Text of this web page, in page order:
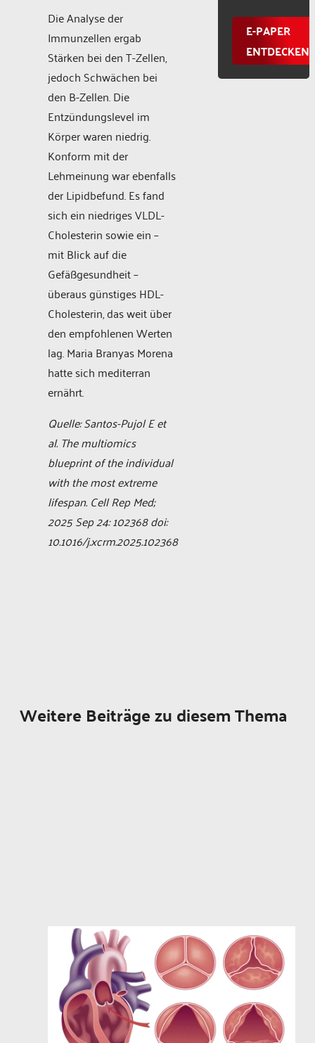
Die Analyse der
Immunzellen ergab
Stärken bei den T-Zellen,
jedoch Schwächen bei
den B-Zellen. Die
Entzündungslevel im
Körper waren niedrig.
Konform mit der
Lehmeinung war ebenfalls
der Lipidbefund. Es fand
sich ein niedriges VLDL-
Cholesterin sowie ein –
mit Blick auf die
Gefäßgesundheit –
überaus günstiges HDL-
Cholesterin, das weit über
den empfohlenen Werten
lag. Maria Branyas Morena
hatte sich mediterran
ernährt.
Quelle: Santos-Pujol E et
al. The multiomics
blueprint of the individual
with the most extreme
lifespan. Cell Rep Med;
2025 Sep 24: 102368 doi:
10.1016/j.xcrm.2025.102368
E-PAPER
ENTDECKEN
Weitere Beiträge zu diesem Thema